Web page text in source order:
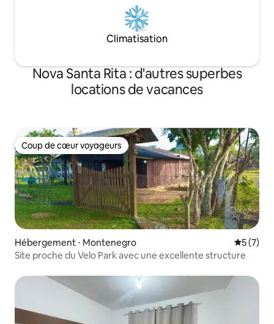
Climatisation
Nova Santa Rita : d'autres superbes
locations de vacances
Coup de cœur voyageurs
Coup de cœur voyageurs
Hébergement ⋅ Montenegro
5 (7)
Site proche du Velo Park avec une excellente structure